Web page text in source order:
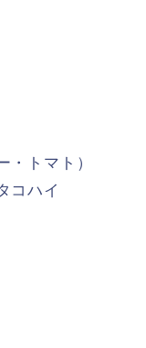
トマト）
コハイ